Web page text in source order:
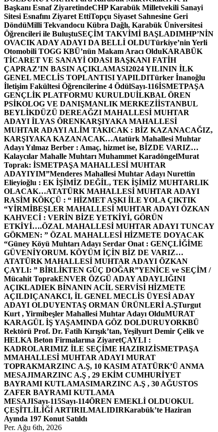
Başkanı Esnaf ZiyaretindeCHP Karabük Milletvekili Sanayi
Sitesi Esnafını Ziyaret EttiTopçu Siyaset Sahnesine Geri
DöndüMilli Tekvandocu Kübra Dağlı, Karabük Üniversitesi
Öğrencileri ile BuluştuSEÇİM TAKVİMİ BAŞLADIMHP’NİN
OVACIK ADAY ADAYI DA BELLİ OLDUTürkiye’nin Yerli
Otomobili TOGG KBÜ’nün Makam Aracı OlduKARABÜK
TİCARET VE SANAYİ ODASI BAŞKANI FATİH
ÇAPRAZ’IN BASIN AÇIKLAMASI2024 YILININ İLK
GENEL MECLİS TOPLANTISI YAPILDITürker İnanoğlu
İletişim Fakültesi Öğrencilerine 4 ÖdülSayı-116İSMETPAŞA
GENÇLİK PLATFORMU KURULDUİLKBAL ÖREN
PSİKOLOG VE DANIŞMANLIK MERKEZİİSTANBUL
BEYLİKDÜZÜ DEREAĞZI MAHALLESİ MUHTAR
ADAYI İLYAS ÖRENKARŞIYAKA MAHALLESİ
MUHTAR ADAYI ALİM TAKICAK : BİZ KAZANACAĞIZ,
KARŞIYAKA KAZANACAK…Atatürk Mahallesi Muhtar
Adayı Yılmaz Berber : Amaç, hizmet ise, BİZDE VARIZ…
Kalaycılar Mahalle Muhtarı Muhammet KaradöngelMurat
Toprak: İSMETPAŞA MAHALLESİ MUHTAR
ADAYIYIM”Menderes Mahallesi Muhtar Adayı Nurettin
Elieyioğlu : EK İŞİMİZ DEĞİL, TEK İŞİMİZ MUHTARLIK
OLACAK…ATATÜRK MAHALLESİ MUHTAR ADAYI
RASİM KÖKÇÜ : “ HİZMET AŞKI İLE YOLA ÇIKTIK
“YİRMİBEŞLER MAHALLESİ MUHTAR ADAYI ÖZKAN
KAHVECİ : VERİN BİZE YETKİYİ, GÖRÜN
ETKİYİ….ÖZAL MAHALLESİ MUHTAR ADAYI TUNCAY
GÖKMEN: ” ÖZAL MAHALLESİ HİZMETE DOYACAK
“Güney Köyü Muhtarı Adayı Serdar Onat : GENÇLİĞİME
GÜVENİYORUM. KÖYÜM İÇİN BİZ DE VARIZ…
ATATÜRK MAHALLESİ MUHTAR ADAYI ÖZKAN
ÇAYLI: ” BİRLİKTEN GÜÇ DOĞAR”YENİCE ve SEÇİM /
Mücahit ToprakENVER ÖZGÜ ADAY ADAYLIĞINI
AÇIKLADIEK BİNANIN ACİL SERVİSİ HİZMETE
AÇILDIÇANAKCI, İL GENEL MECLİS ÜYESİ ADAY
ADAYI OLDUYENTAŞ ORMAN ÜRÜNLERİ A.ŞTurgut
Kurt , Yirmibeşler Mahallesi Muhtar Adayı OlduMURAT
KARAGÜL İŞ YAŞAMINDA GÖZ DOLDURUYORKBÜ
Rektörü Prof. Dr. Fatih Kırışık’tan, Yeşilyurt Demir Çelik ve
HELKA Beton Firmalarına ZiyaretÇAYLI :
KADROLARIMIZ İLE SEÇİME HAZIRIZİSMETPAŞA
MMAHALLESİ MUHTAR ADAYI MURAT
TOPRAKMARZINC A.Ş, 10 KASIM ATATÜRK’Ü ANMA
MESAJIMARZINC A.Ş , 29 EKİM CUMHURİYET
BAYRAMI KUTLAMASIMARZINC A.Ş , 30 AĞUSTOS
ZAFER BAYRAMI KUTLAMA
MESAJISayı-115Sayı-114ÖREN EMEKLİ OLDUOKUL
ÇEŞİTLİLİĞİ ARTIRILMALIDIRKarabük’te Haziran
Ayında 197 Konut Satıldı
Per. Ağu 6th, 2026